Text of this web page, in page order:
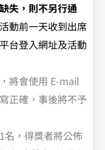
失，則不另行通
動前一天收到出席
台登入網址及活動
將會使用 E-mail
正確，事後將不予
名，得獎者將公佈